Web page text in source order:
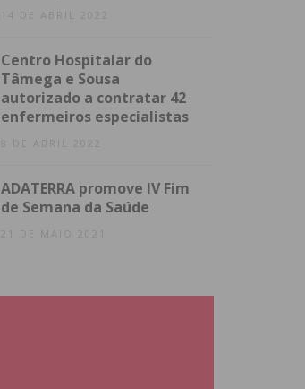
14 DE ABRIL 2022
Centro Hospitalar do
Tâmega e Sousa
autorizado a contratar 42
enfermeiros especialistas
8 DE ABRIL 2022
ADATERRA promove IV Fim
de Semana da Saúde
21 DE MAIO 2021